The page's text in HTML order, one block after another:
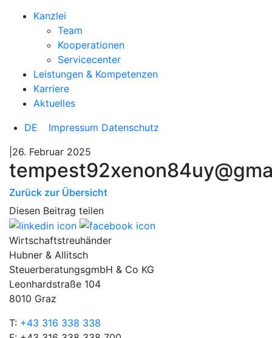
Kanzlei
Team
Kooperationen
Servicecenter
Leistungen & Kompetenzen
Karriere
Aktuelles
DE
Impressum Datenschutz
|26. Februar 2025
Zurück zur Übersicht
Diesen Beitrag teilen
Wirtschaftstreuhänder
Hubner & Allitsch
SteuerberatungsgmbH & Co KG
Leonhardstraße 104
8010 Graz
T: +43 316 338 338